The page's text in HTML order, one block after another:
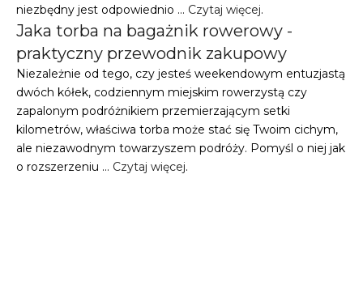
niezbędny jest odpowiednio … Czytaj więcej.
Jaka torba na bagażnik rowerowy -
praktyczny przewodnik zakupowy
Niezależnie od tego, czy jesteś weekendowym entuzjastą
dwóch kółek, codziennym miejskim rowerzystą czy
zapalonym podróżnikiem przemierzającym setki
kilometrów, właściwa torba może stać się Twoim cichym,
ale niezawodnym towarzyszem podróży. Pomyśl o niej jak
o rozszerzeniu … Czytaj więcej.